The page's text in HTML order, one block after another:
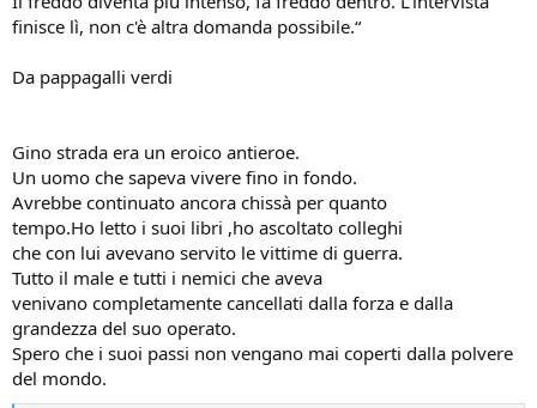
finisce lì, non c'è altra domanda possibile.“
Da pappagalli verdi
Gino strada era un eroico antieroe.
Un uomo che sapeva vivere fino in fondo.
Avrebbe continuato ancora chissà per quanto
tempo.Ho letto i suoi libri ,ho ascoltato colleghi
che con lui avevano servito le vittime di guerra.
Tutto il male e tutti i nemici che aveva
venivano completamente cancellati dalla forza e dalla
grandezza del suo operato.
Spero che i suoi passi non vengano mai coperti dalla polvere
del mondo.